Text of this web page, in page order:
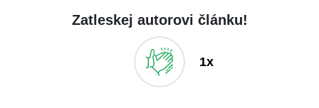
Zatleskej autorovi článku!
1x